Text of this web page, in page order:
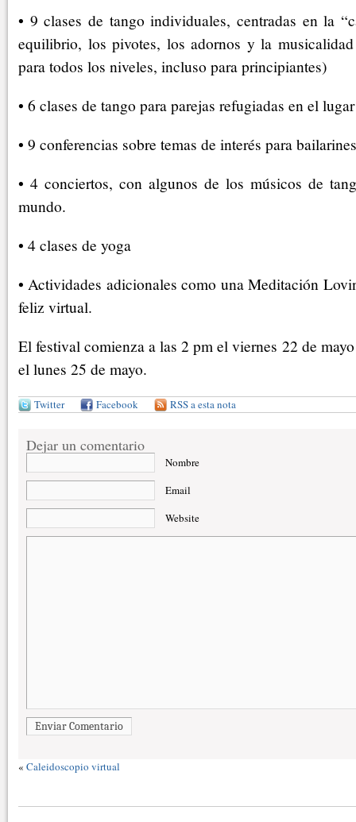
• 9 clases de tango individuales, centradas en la
equilibrio, los pivotes, los adornos y la
para todos los niveles, incluso para principiantes)
• 6 clases de tango para parejas refugiadas en el
• 9 conferencias sobre temas de interés para
• 4 conciertos, con algunos de los músicos de
mundo.
• 4 clases de yoga
• Actividades adicionales como una Meditación
feliz virtual.
El festival comienza a las 2 pm el viernes 22 de
el lunes 25 de mayo.
Twitter Facebook RSS a esta nota
Dejar un comentario
Nombre
Email
Website
Enviar Comentario
« Caleidoscopio virtual